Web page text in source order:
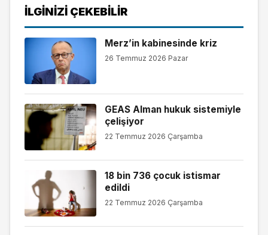
İLGINIZI ÇEKEBILIR
Merz’in kabinesinde kriz
26 Temmuz 2026 Pazar
GEAS Alman hukuk sistemiyle
çelişiyor
22 Temmuz 2026 Çarşamba
18 bin 736 çocuk istismar
edildi
22 Temmuz 2026 Çarşamba